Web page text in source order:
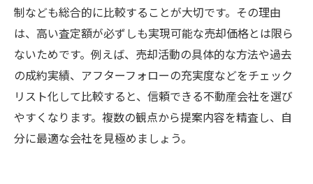
制なども総合的に比較することが大切です。その理由
は、高い査定額が必ずしも実現可能な売却価格とは限ら
ないためです。例えば、売却活動の具体的な方法や過去
の成約実績、アフターフォローの充実度などをチェック
リスト化して比較すると、信頼できる不動産会社を選び
やすくなります。複数の観点から提案内容を精査し、自
分に最適な会社を見極めましょう。